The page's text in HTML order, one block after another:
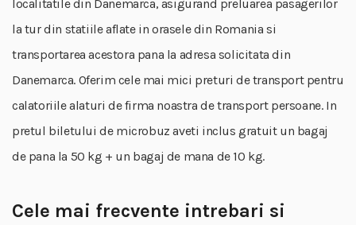
localitatile din Danemarca, asigurand preluarea pasagerilor
la tur din statiile aflate in orasele din Romania si
transportarea acestora pana la adresa solicitata din
Danemarca. Oferim cele mai mici preturi de transport pentru
calatoriile alaturi de firma noastra de transport persoane. In
pretul biletului de microbuz aveti inclus gratuit un bagaj
de pana la 50 kg + un bagaj de mana de 10 kg.
Cele mai frecvente intrebari si